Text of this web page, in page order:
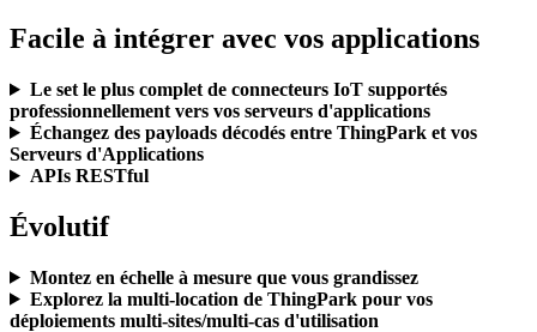
Facile à intégrer avec vos applications
Le set le plus complet de connecteurs IoT supportés
professionnellement vers vos serveurs d'applications
Échangez des payloads décodés entre ThingPark et vos
Serveurs d'Applications
APIs RESTful
Évolutif
Montez en échelle à mesure que vous grandissez
Explorez la multi-location de ThingPark pour vos
déploiements multi-sites/multi-cas d'utilisation